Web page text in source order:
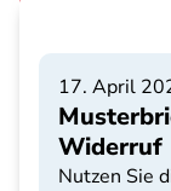
17. April
Widerruf
Nutzen Sie